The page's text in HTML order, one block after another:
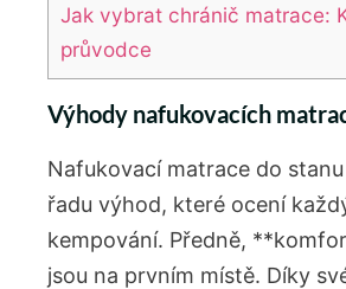
Jak vybrat chránič matrace:
průvodce
Výhody nafukovacích‍
Nafukovací ⁣matrace do
řadu ​výhod, které ocení
kempování. Předně,
jsou na ​prvním místě.⁤ Díky